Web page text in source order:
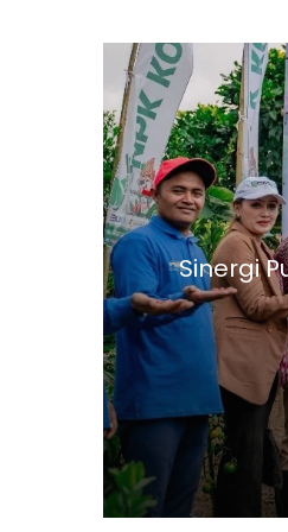
Sinergi
16/06/2026